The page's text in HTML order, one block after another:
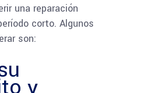
una reparación
corto. Algunos
son: